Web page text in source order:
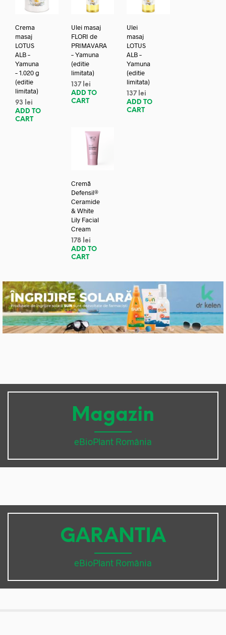
Crema
masaj
LOTUS
ALB –
Yamuna
– 1.020 g
(editie
limitata)
93
lei
ADD TO
CART
Ulei masaj
FLORI de
PRIMAVARA
– Yamuna
(editie
limitata)
137 lei
ADD TO
CART
Ulei
masaj
LOTUS
ALB –
Yamuna
(editie
limitata)
137 lei
ADD TO
CART
Cremă
Defensil®
Ceramide
& White
Lily Facial
Cream
178 lei
ADD TO
CART
Magazin
eBioPlant România
GARANTIA
eBioPlant România